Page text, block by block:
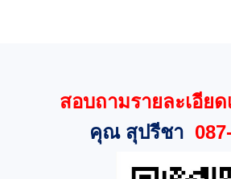
สอบถามรายละเอีย
คุณ สุปรีชา